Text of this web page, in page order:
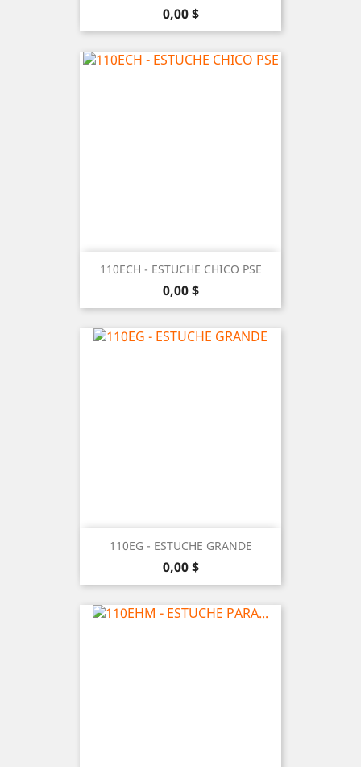
Precio
0,00 $
110ECH - ESTUCHE CHICO PSE
Precio
0,00 $
110EG - ESTUCHE GRANDE
Precio
0,00 $